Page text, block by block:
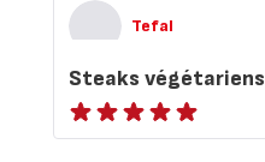
Tefal
Steaks végétariens
ratings.NaN